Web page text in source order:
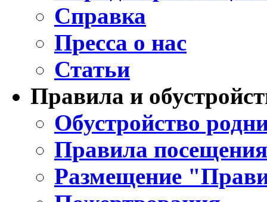
Справка
Пресса о нас
Статьи
Правила и
Обустройство
Правила
Размещение